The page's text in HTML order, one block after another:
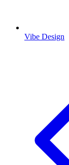
Vibe Design